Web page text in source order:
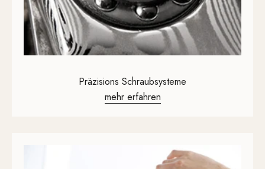
Präzisions Schraub­systeme
mehr erfahren